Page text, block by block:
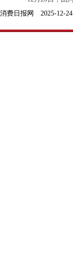
消费日报网 2025-12-24